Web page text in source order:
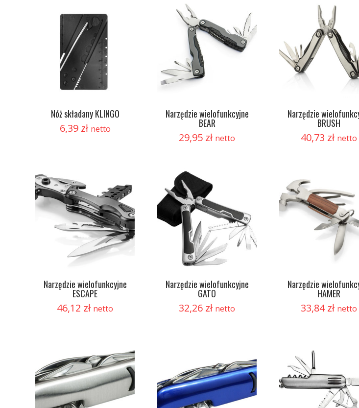
Nóż składany KLINGO
6,39 zł netto
Narzędzie wielofunkcyjne
BEAR
29,95 zł netto
Narzędzie
BRUSH
40,73 zł netto
Narzędzie wielofunkcyjne
ESCAPE
46,12 zł netto
Narzędzie wielofunkcyjne
GATO
32,26 zł netto
Narzędzie
HAMER
33,84zł netto